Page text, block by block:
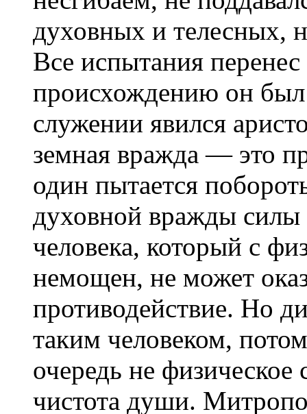
духовных и телесных,
Все испытания
происхождению он был
служении явился
земная вражда — это
один пытается
духовной вражды силы
человека, который с
немощен, не может
противодействие. Но
таким человеком,
очередь не физическое
чистота души.